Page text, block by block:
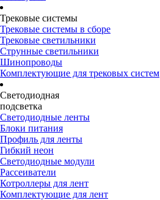
Трековые системы
Трековые системы в сборе
Трековые светильники
Струнные светильники
Шинопроводы
Комплектующие для трековых систем
Светодиодная
подсветка
Светодиодные ленты
Блоки питания
Профиль для ленты
Гибкий неон
Светодиодные модули
Рассеиватели
Котроллеры для лент
Комплектующие для лент